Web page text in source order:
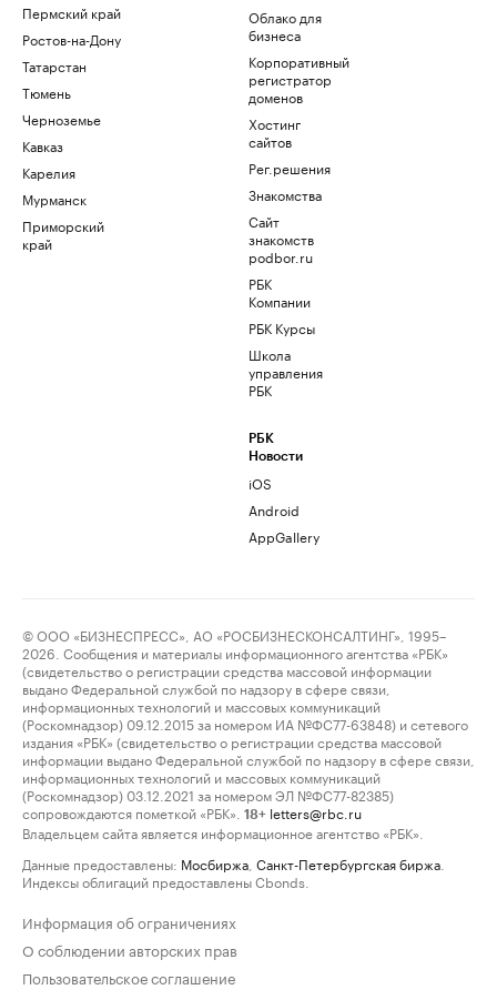
Пермский край
Ростов-на-Дону
Татарстан
Тюмень
Черноземье
Кавказ
Карелия
Мурманск
Приморский
край
Облако для
бизнеса
Корпоративный
регистратор
доменов
Хостинг
сайтов
Рег.решения
Знакомства
Сайт
знакомств
podbor.ru
РБК
Компании
РБК Курсы
Школа
управления
РБК
РБК
Новости
iOS
Android
AppGallery
© ООО «БИЗНЕСПРЕСС», АО «РОСБИЗНЕСКОНСАЛТИНГ», 1995–
2026. Сообщения и материалы информационного агентства «РБК»
(свидетельство о регистрации средства массовой информации
выдано Федеральной службой по надзору в сфере связи,
информационных технологий и массовых коммуникаций
(Роскомнадзор) 09.12.2015 за номером ИА №ФС77-63848) и сетевого
издания «РБК» (свидетельство о регистрации средства массовой
информации выдано Федеральной службой по надзору в сфере связи,
информационных технологий и массовых коммуникаций
(Роскомнадзор) 03.12.2021 за номером ЭЛ №ФС77-82385)
сопровождаются пометкой «РБК».
18+ letters@rbc.ru
Владельцем сайта является информационное агентство «РБК».
Данные предоставлены: Мосбиржа Санкт-Петербургская биржа
Индексы облигаций предоставлены Cbonds.
Информация об ограничениях
О соблюдении авторских прав
Пользовательское соглашение